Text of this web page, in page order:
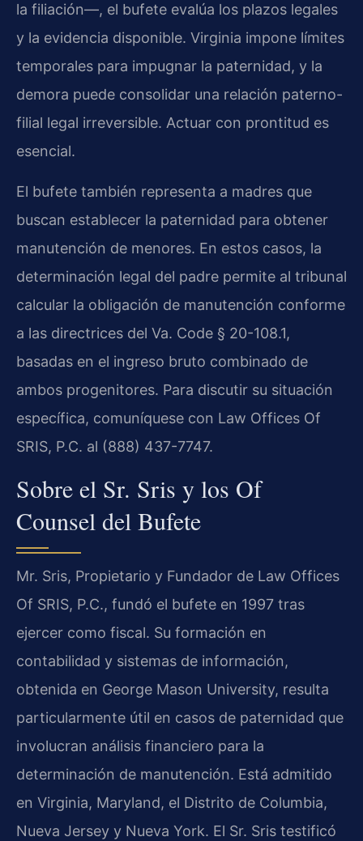
la filiación—, el bufete evalúa los plazos legales
y la evidencia disponible. Virginia impone límites
temporales para impugnar la paternidad, y la
demora puede consolidar una relación paterno-
filial legal irreversible. Actuar con prontitud es
esencial.
El bufete también representa a madres que
buscan establecer la paternidad para obtener
manutención de menores. En estos casos, la
determinación legal del padre permite al tribunal
calcular la obligación de manutención conforme
a las directrices del Va. Code § 20-108.1,
basadas en el ingreso bruto combinado de
ambos progenitores. Para discutir su situación
específica, comuníquese con Law Offices Of
SRIS, P.C. al (888) 437-7747.
Sobre el Sr. Sris y los Of
Counsel del Bufete
Mr. Sris, Propietario y Fundador de Law Offices
Of SRIS, P.C., fundó el bufete en 1997 tras
ejercer como fiscal. Su formación en
contabilidad y sistemas de información,
obtenida en George Mason University, resulta
particularmente útil en casos de paternidad que
involucran análisis financiero para la
determinación de manutención. Está admitido
en Virginia, Maryland, el Distrito de Columbia,
Nueva Jersey y Nueva York. El Sr. Sris testificó